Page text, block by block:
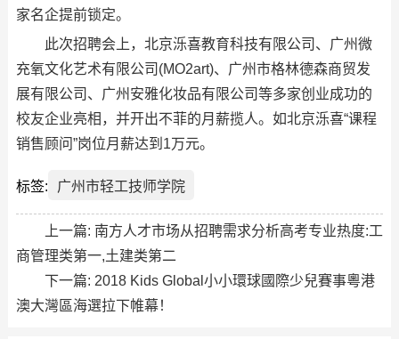
家名企提前锁定。
此次招聘会上，北京泺喜教育科技有限公司、广州微
充氧文化艺术有限公司(MO2art)、广州市格林德森商贸发
展有限公司、广州安雅化妆品有限公司等多家创业成功的
校友企业亮相，并开出不菲的月薪揽人。如北京泺喜“课程
销售顾问”岗位月薪达到1万元。
标签: 广州市轻工技师学院
上一篇: 南方人才市场从招聘需求分析高考专业热度:工
商管理类第一,土建类第二
下一篇: 2018 Kids Global小小環球國際少兒賽事粵港
澳大灣區海選拉下帷幕！